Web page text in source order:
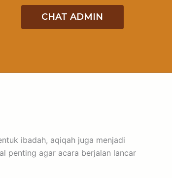
CHAT ADMIN
ibadah, aqiqah juga menjadi
penting agar acara berjalan lancar